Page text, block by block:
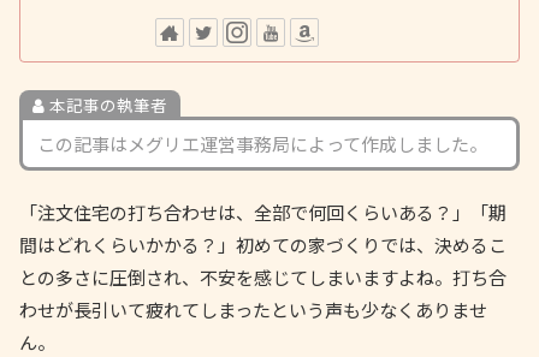
本記事の執筆者
この記事はメグリエ運営事務局によって作成しました。
「注文住宅の打ち合わせは、全部で何回くらいある？」「期
間はどれくらいかかる？」初めての家づくりでは、決めるこ
との多さに圧倒され、不安を感じてしまいますよね。打ち合
わせが長引いて疲れてしまったという声も少なくありませ
ん。